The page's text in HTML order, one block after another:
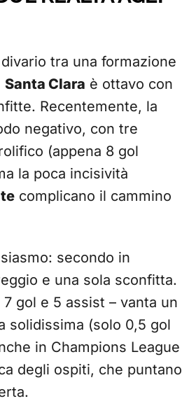
tra una formazione
Santa Clara è ottavo con
Recentemente, la
negativo, con tre
(appena 8 gol
la poca incisività
complicano il cammino
secondo in
e una sola sconfitta.
gol e 5 assist – vanta un
solidissima (solo 0,5 gol
in Champions League
degli ospiti, che puntano